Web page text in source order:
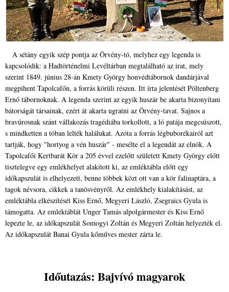
A sétány egyik szép pontja az Örvény-tó, melyhez egy legenda is
kapcsolódik: a Hadtörténelmi Levéltárban megtalálható az irat, mely
szerint 1849. június 28-án Kmety György honvédtábornok dandárjával
megpihent Tapolcafőn, a forrás körüli részen. Itt írta jelentését Pöltenberg
Ernő tábornoknak. A legenda szerint az egyik huszár be akarta bizonyítani
bátorságát társainak, ezért át akarta ugratni az Örvény-tavat. Sajnos a
bravúrosnak szánt vállakozás tragédiába torkollott, a ló patája megcsúszott,
s mindketten a tóban lelték halálukat. Azóta a forrás légbuborékairól azt
tartják, hogy "hortyog a vén huszár" - mesélte el a legendát az elnök. A
Tapolcafői Kertbarát Kör a 205 évvel ezelőtt született Kmety György előtt
tisztelegve egy emlékhelyet alakított ki, az emléktábla előtt egy
időkapszulát is elhelyezett, benne többek közt ott van a kör falinaptára, a
tagok névsora, cikkek a tanösvényről. Az emlékhely kialakításást, az
emléktábla elkészítését Kiss Ernő, Megyeri László, Zsegraics Gyula is
támogatta. Az emléktáblát Unger Tamás alpolgármester és Kiss Ernő
lepezte le, az időkapszulát Somogyi Zoltán és Megyeri Zoltán helyezték el.
Az időkapszulát Banai Gyula kőműves mester zárta le.
Időutazás: Bajvívó magyarok